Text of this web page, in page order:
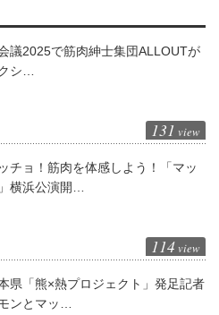
議2025で筋肉紳士集団ALLOUTが
シ…
131 view
チョ！筋肉を体感しよう！「マッ
横浜公演開…
114 view
県「熊×熱プロジェクト」発足記者
ンとマッ…